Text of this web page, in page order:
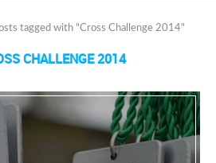
tagged with "Cross Challenge 2014"
CHALLENGE 2014